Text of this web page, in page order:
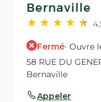
Bernaville
Fermé· Ouvre
58 RUE DU
Bernaville
Appeler